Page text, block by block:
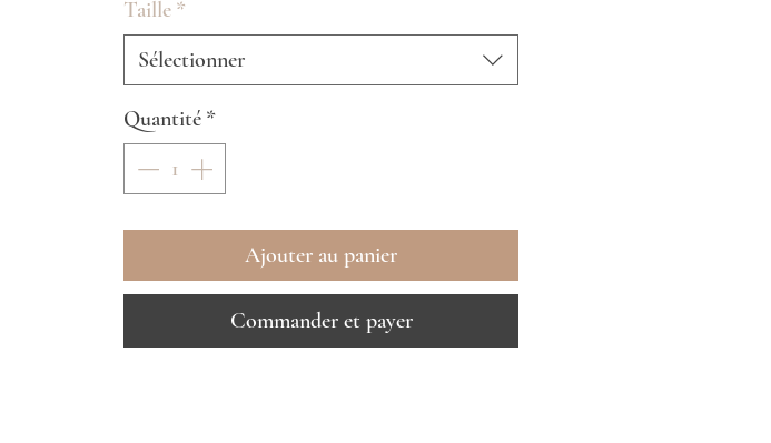
Taille *
Sélectionner
Quantité *
Ajouter au panier
Commander et payer